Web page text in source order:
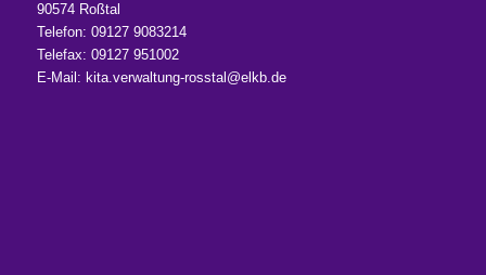
90574 Roßtal
Telefon: 09127 9083214
Telefax: 09127 951002
E-Mail: kita.verwaltung-rosstal@elkb.de